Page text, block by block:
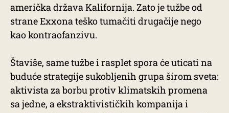
američka država Kalifornija. Zato je tužbe od
strane Exxona teško tumačiti drugačije nego
kao kontraofanzivu.
Štaviše, same tužbe i rasplet spora će uticati na
buduće strategije sukobljenih grupa širom sveta:
aktivista za borbu protiv klimatskih promena
sa jedne, a ekstraktivističkih kompanija i